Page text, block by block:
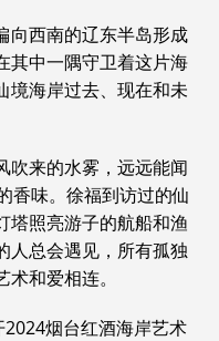
向西南的辽东半岛形成
其中一隅守卫着这片海
境海岸过去、现在和未
吹来的水雾，远远能闻
香味。徐福到访过的仙
塔照亮游子的航船和渔
总会遇见，所有孤独
和爱相连。
烟台红酒海岸艺术